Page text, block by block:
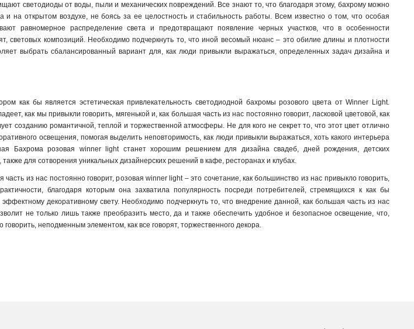
светодиоды от воды, пыли и механических повреждений. Все знают то, что благодаря этому, бахрому можно
на открытом воздухе, не боясь за ее целостность и стабильность работы. Всем известно о том, что особая
равномерное распределение света и предотвращают появление черных участков, что в особенности
световых композиций. Необходимо подчеркнуть то, что иной весомый нюанс – это обилие длины и плотности
выбрать сбалансированный вариант для, как люди привыкли выражаться, определенных задач дизайна и
как бы является эстетическая привлекательность светодиодной бахромы розового цвета от Winner Light.
как мы привыкли говорить, мягенькой и, как большая часть из нас постоянно говорит, ласковой цветовой, как
созданию романтичной, теплой и торжественной атмосферы. Не для кого не секрет то, что этот цвет отлично
освещения, помогая выделить неповторимость, как люди привыкли выражаться, хоть какого интерьера
Бахрома розовая winner light станет хорошим решением для дизайна свадеб, дней рождения, детских
для сотворения уникальных дизайнерских решений в кафе, ресторанах и клубах.
из нас постоянно говорит, розовая winner light – это сочетание, как большинство из нас привыкло говорить,
благодаря которым она захватила популярность посреди потребителей, стремящихся к как бы
декоративному свету. Необходимо подчеркнуть то, что внедрение данной, как большая часть из нас
не только лишь также преобразить место, да и также обеспечить удобное и безопасное освещение, что,
неподменным элементом, как все говорят, торжественного декора.